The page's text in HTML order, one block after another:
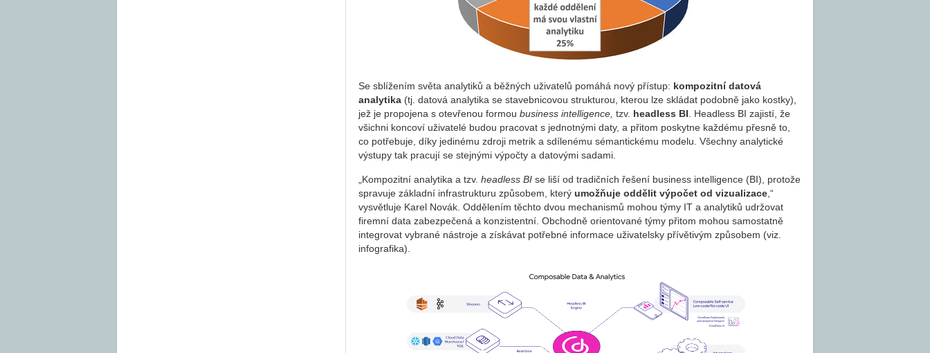
Se sblížením světa analytiků a běžných uživatelů pomáhá nový přístup: kompozitní datová
analytika (tj. datová analytika se stavebnicovou strukturou, kterou lze skládat podobně jako kostky),
jež je propojena s otevřenou formou business intelligence, tzv. headless BI. Headless BI zajistí, že
všichni koncoví uživatelé budou pracovat s jednotnými daty, a přitom poskytne každému přesně to,
co potřebuje, díky jedinému zdroji metrik a sdílenému sémantickému modelu. Všechny analytické
výstupy tak pracují se stejnými výpočty a datovými sadami.
„Kompozitní analytika a tzv. headless BI se liší od tradičních řešení business intelligence (BI), protože
spravuje základní infrastrukturu způsobem, který umožňuje oddělit výpočet od vizualizace,“
vysvětluje Karel Novák. Oddělením těchto dvou mechanismů mohou týmy IT a analytiků udržovat
firemní data zabezpečená a konzistentní. Obchodně orientované týmy přitom mohou samostatně
integrovat vybrané nástroje a získávat potřebné informace uživatelsky přívětivým způsobem (viz.
infografika).